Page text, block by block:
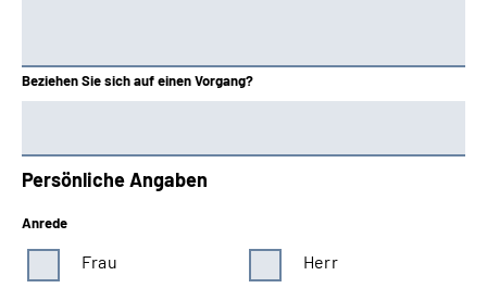
Beziehen Sie sich auf einen Vorgang?
Persönliche Angaben
Anrede
Frau
Herr